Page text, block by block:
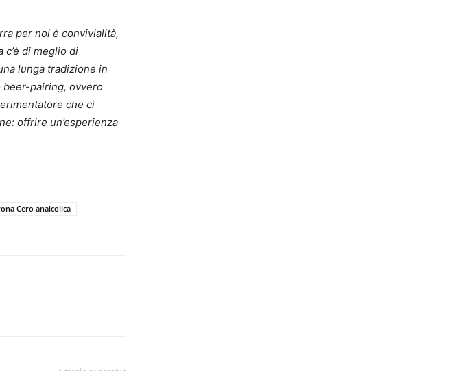
per noi è convivialità,
di meglio di
lunga tradizione in
pairing, ovvero
che ci
offrire un’esperienza
Cero analcolica